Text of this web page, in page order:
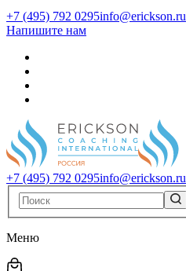
+7 (495) 792 0295info@erickson.ru
Напишите нам
+7 (495) 792 0295info@erickson.ru
Меню